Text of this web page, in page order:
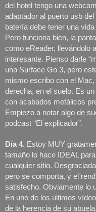
del hotel tengo una
adaptador al puerto usb
batería debe tener una
Pero funciona bien, la
como eReader, llevándolo
interesante. Pienso darle
una Surface Go 3, pero
mismo escribo con el
derecha, en el suelo. Es
con acabados metálicos
Empiezo a notar algo de
podcast “El explicador”.
Día 4. Estoy MUY
tamaño lo hace IDEAL
cualquier sitio.
pero se comporta, y el
satisfecho. Obviamente lo
En uno de los últimos
de la herencia de su